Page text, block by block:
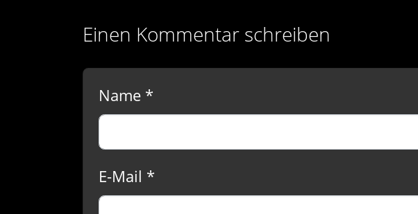
Einen Kommentar schreiben
Name *
E-Mail *